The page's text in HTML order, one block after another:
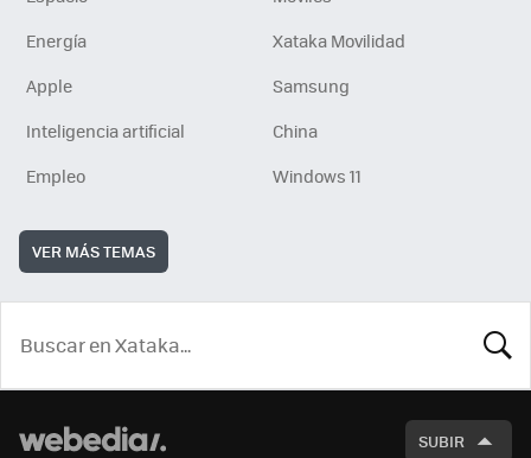
Energía
Xataka Movilidad
Apple
Samsung
Inteligencia artificial
China
Empleo
Windows 11
VER MÁS TEMAS
SUBIR